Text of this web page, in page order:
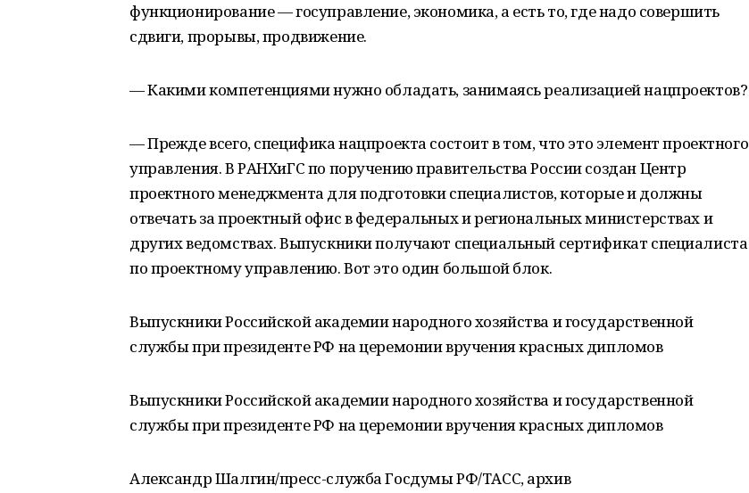
функционирование — госуправление, экономика, а есть то, где надо совершить
сдвиги, прорывы, продвижение.
— Какими компетенциями нужно обладать, занимаясь реализацией нацпроектов?
— Прежде всего, специфика нацпроекта состоит в том, что это элемент проектного
управления. В РАНХиГС по поручению правительства России создан Центр
проектного менеджмента для подготовки специалистов, которые и должны
отвечать за проектный офис в федеральных и региональных министерствах и
других ведомствах. Выпускники получают специальный сертификат специалиста
по проектному управлению. Вот это один большой блок.
Выпускники Российской академии народного хозяйства и государственной
службы при президенте РФ на церемонии вручения красных дипломов
Выпускники Российской академии народного хозяйства и государственной
службы при президенте РФ на церемонии вручения красных дипломов
Александр Шалгин/пресс-служба Госдумы РФ/ТАСС, архив